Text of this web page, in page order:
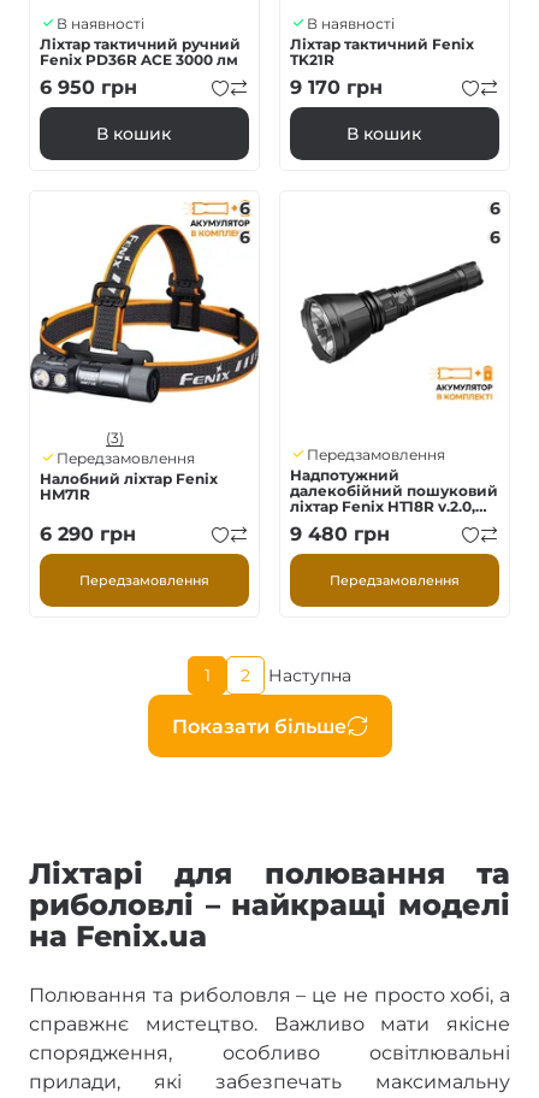
В наявності
Ліхтар тактичний ручний
Fenix PD36R ACE 3000 лм
6 950 грн
В кошик
В наявності
Ліхтар тактичний Fenix
TK21R
9 170 грн
В кошик
6
6
(3)
Передзамовлення
Налобний ліхтар Fenix
HM71R
6 290 грн
Передзамовлення
6
6
Передзамовлення
Надпотужний
далекобійний пошуковий
ліхтар Fenix HT18R v.2.0,
3700 лм 1100м
9 480 грн
Передзамовлення
Розбивка
на
сторінки
Показати більше
Поточна
сторінка
1
Page
2
Наступна
сторінка
Наступна
Ліхтарі для полювання та
риболовлі – найкращі моделі
на Fenix.ua
Полювання та риболовля – це не просто хобі, а
справжнє мистецтво. Важливо мати якісне
спорядження, особливо освітлювальні
прилади, які забезпечать максимальну